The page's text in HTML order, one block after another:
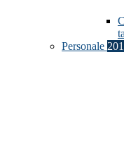
Personale 201